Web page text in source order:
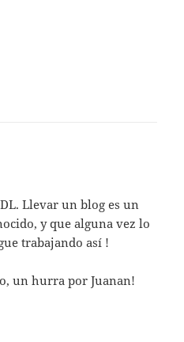
Llevar un blog es un
y que alguna vez lo
trabajando así !
un hurra por Juanan!